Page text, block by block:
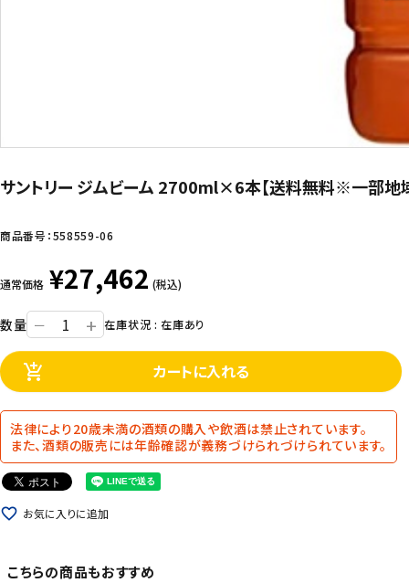
サントリー ジムビーム 2700ml×6本【送料無料※一部地
商品番号：558559-06
通常価格 ¥27,462 (税込)
数量 ー + 在庫状況 : 在庫あり
add_shopping_cart カートに入れる
法律により20歳未満の酒類の購入や飲酒は禁止されています。
また、酒類の販売には年齢確認が義務づけられづけられています。
favorite_border お気に入りに追加
こちらの商品もおすすめ